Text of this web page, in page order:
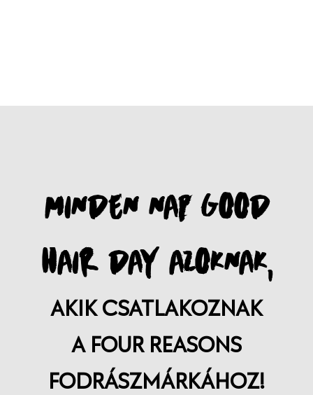
MINDEN NAP GOOD
HAIR DAY AZOKNAK,
AKIK CSATLAKOZNAK
A FOUR REASONS
FODRÁSZMÁRKÁHOZ!